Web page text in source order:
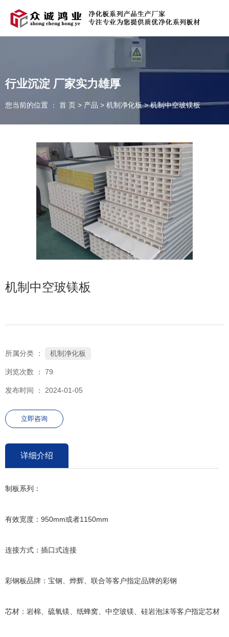
欢迎光临青岛众诚鸿业净化科技有限公司官方网站！
联系我们
全国服务热线：
131-5323-9000
行业沉淀 厂家实力雄厚
您当前的位置 ： 首 页 > 产品 > 机制净化板 >机制中空玻镁板
机制中空玻镁板
所属分类 ： 机制净化板
浏览次数 ： 79
发布时间 ： 2024-01-05
立即咨询
详细介绍
制板系列：
有效宽度：950mm或者1150mm
连接方式：插口式连接
彩钢板品牌：宝钢、烨辉、联合等客户指定品牌的彩钢
芯材：岩棉、硫氧镁、纸蜂窝、中空玻镁、硅岩泡沫等客户指定芯材